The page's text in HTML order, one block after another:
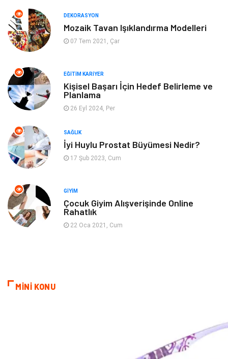
Aksesuar Genel Kültür
Spor Müzik
Ev işleri
Cam
Sigorta Spor Malzemeleri
Bebek Giyim
Kına Gecesi
DEKORASYON
Mozaik Tavan Işıklandırma Modelleri
07 Tem 2021, Çar
EĞITIM KARIYER
Kişisel Başarı İçin Hedef Belirleme ve
Planlama
26 Eyl 2024, Per
SAĞLIK
İyi Huylu Prostat Büyümesi Nedir?
17 Şub 2023, Cum
GIYIM
Çocuk Giyim Alışverişinde Online
Rahatlık
22 Oca 2021, Cum
MİNİ KONU